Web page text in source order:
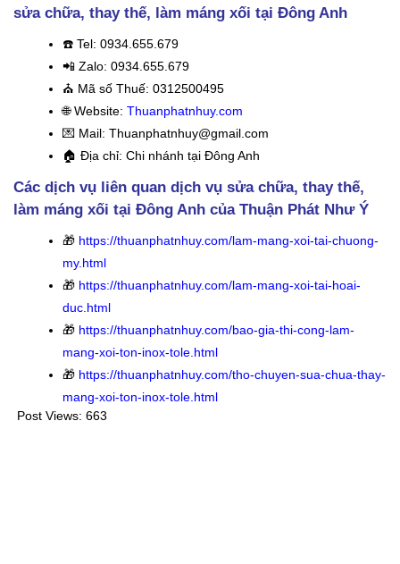
sửa chữa, thay thế, làm máng xối tại Đông Anh
☎️ Tel: 0934.655.679
📲 Zalo: 0934.655.679
⛪️ Mã số Thuế: 0312500495
🌐 Website: Thuanphatnhuy.com
💌 Mail: Thuanphatnhuy@gmail.com
🏠 Địa chỉ: Chi nhánh tại Đông Anh
Các dịch vụ liên quan dịch vụ sửa chữa, thay thế,
làm máng xối tại Đông Anh của Thuận Phát Như Ý
🎁 https://thuanphatnhuy.com/lam-mang-xoi-tai-chuong-
my.html
🎁 https://thuanphatnhuy.com/lam-mang-xoi-tai-hoai-
duc.html
🎁 https://thuanphatnhuy.com/bao-gia-thi-cong-lam-
mang-xoi-ton-inox-tole.html
🎁 https://thuanphatnhuy.com/tho-chuyen-sua-chua-thay-
mang-xoi-ton-inox-tole.html
Post Views: 663